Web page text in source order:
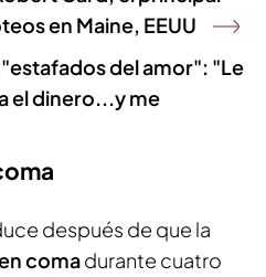
en Maine, EEUU
del amor": "Le
el dinero...y me
después de que la
comadurante cuatro